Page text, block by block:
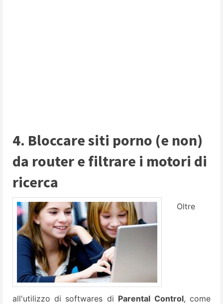
4. Bloccare siti porno (e non)
da router e filtrare i motori di
ricerca
Oltre
all'utilizzo di softwares di Parental Control, come